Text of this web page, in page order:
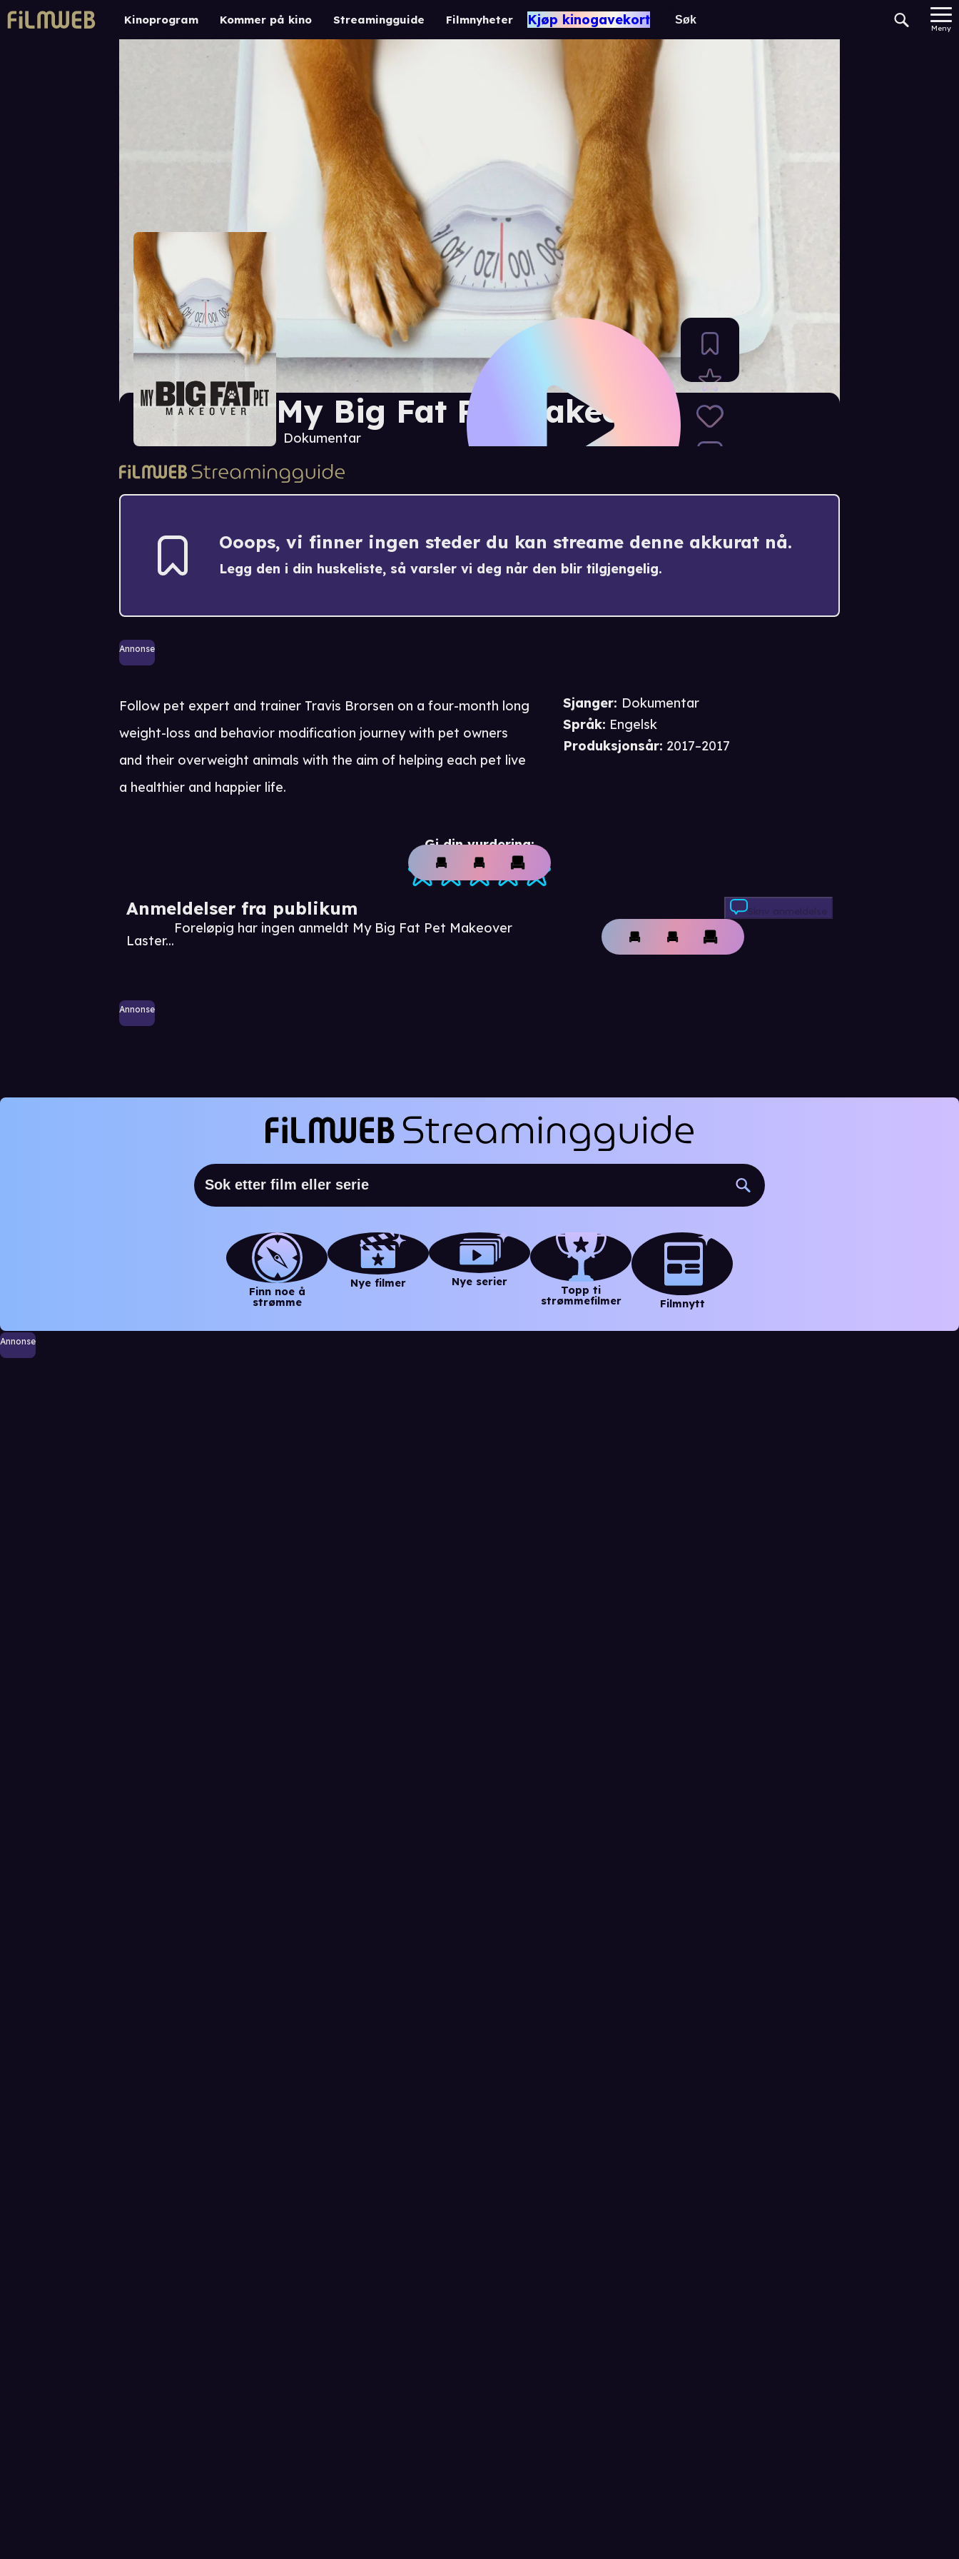
Kinoprogram Kommer på kino Streamingguide Filmnyheter Kjøp kinogavekort
Meny
My Big Fat Pet Makeover
Dokumentar
Ooops, vi finner ingen steder du kan streame denne akkurat nå.
Legg den i din huskeliste, så varsler vi deg når den blir tilgjengelig.
Annonse
Gi din vurdering:
Anmeldelser fra publikum
Laster...
Foreløpig har ingen anmeldt My Big Fat Pet Makeover
Skriv anmeldelse
Annonse
Sjanger: Dokumentar
Språk: Engelsk
Produksjonsår: 2017–2017
Follow pet expert and trainer Travis Brorsen on a four-month long
weight-loss and behavior modification journey with pet owners
and their overweight animals with the aim of helping each pet live
a healthier and happier life.
Finn noe å
strømme
Nye filmer Nye serier
Topp ti
strømmefilmer
Filmnytt
Annonse